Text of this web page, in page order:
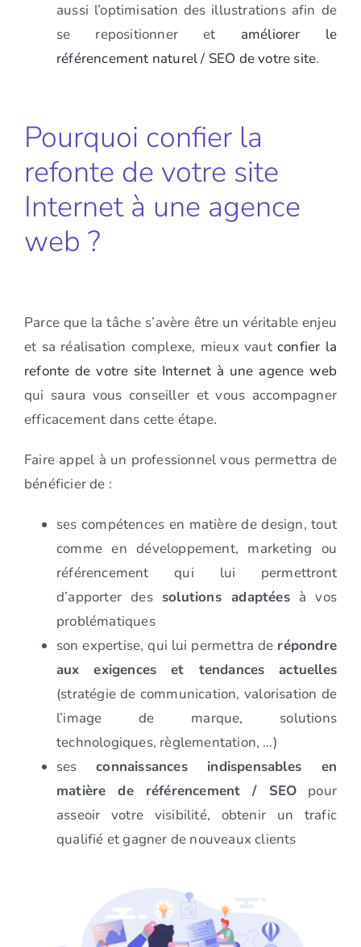
aussi l’optimisation des illustrations afin de
se repositionner et améliorer le
référencement naturel / SEO de votre site.
Pourquoi confier la
refonte de votre site
Internet à une agence
web ?
Parce que la tâche s’avère être un véritable enjeu
et sa réalisation complexe, mieux vaut confier la
refonte de votre site Internet à une agence web
qui saura vous conseiller et vous accompagner
efficacement dans cette étape.
Faire appel à un professionnel vous permettra de
bénéficier de :
ses compétences en matière de design, tout
comme en développement, marketing ou
référencement qui lui permettront
d’apporter dessolutions adaptéesà vos
problématiques
son expertise, qui lui permettra de répondre
aux exigences et tendances actuelles
(stratégie de communication, valorisation de
l’image de marque, solutions
technologiques, règlementation, …)
sesconnaissances indispensables en
matière de référencement / SEO pour
asseoir votre visibilité, obtenir un trafic
qualifié et gagner de nouveaux clients